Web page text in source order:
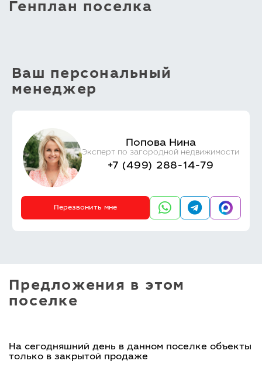
Генплан поселка
Ваш персональный
менеджер
Попова Нина
Эксперт по загородной недвижимости
+7 (499) 288-14-79
Перезвонить мне
Предложения в этом
поселке
На сегодняшний день в данном поселке объекты
только в закрытой продаже